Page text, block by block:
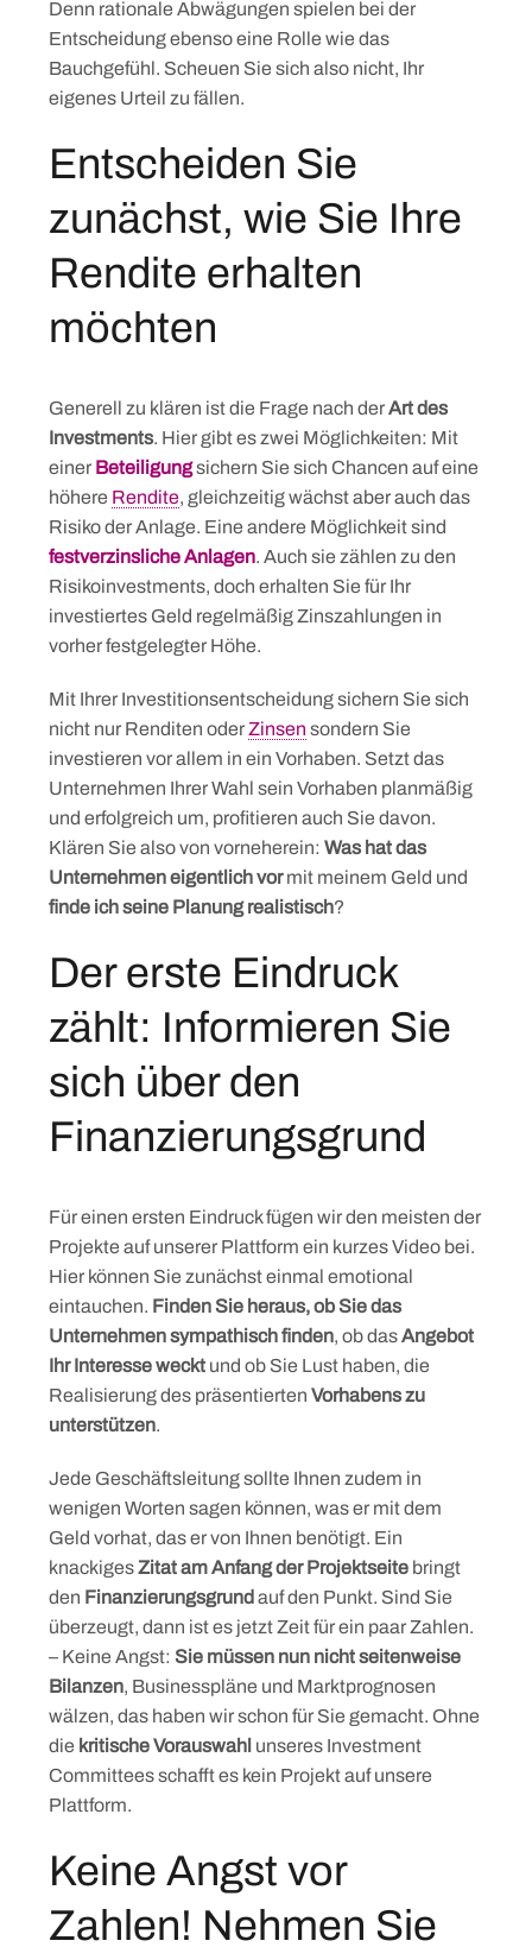
Denn rationale Abwägungen spielen bei der
Entscheidung ebenso eine Rolle wie das
Bauchgefühl. Scheuen Sie sich also nicht, Ihr
eigenes Urteil zu fällen.
Entscheiden Sie
zunächst, wie Sie Ihre
Rendite erhalten
möchten
Generell zu klären ist die Frage nach derArt des
Investments. Hier gibt es zwei Möglichkeiten: Mit
einer Beteiligungsichern Sie sich Chancen auf eine
höhere Rendite, gleichzeitig wächst aber auch das
Risiko der Anlage. Eine andere Möglichkeit sind
festverzinsliche Anlagen. Auch sie zählen zu den
Risikoinvestments, doch erhalten Sie für Ihr
investiertes Geld regelmäßig Zinszahlungen in
vorher festgelegter Höhe.
Mit Ihrer Investitionsentscheidung sichern Sie sich
nicht nur Renditen oder Zinsen sondern Sie
investieren vor allem in ein Vorhaben. Setzt das
Unternehmen Ihrer Wahl sein Vorhaben planmäßig
und erfolgreich um, profitieren auch Sie davon.
Klären Sie also von vorneherein: Was hat das
Unternehmen eigentlich vormit meinem Geld und
finde ich seine Planung realistisch?
Der erste Eindruck
zählt: Informieren Sie
sich über den
Finanzierungsgrund
Für einen ersten Eindruck fügen wir den meisten der
Projekte auf unserer Plattform ein kurzes Video bei.
Hier können Sie zunächst einmal emotional
eintauchen. Finden Sie heraus, ob Sie das
Unternehmen sympathisch finden, ob dasAngebot
Ihr Interesse weckt und ob Sie Lust haben, die
Realisierung des präsentierten Vorhabens zu
unterstützen.
Jede Geschäftsleitung sollte Ihnen zudem in
wenigen Worten sagen können, was er mit dem
Geld vorhat, das er von Ihnen benötigt. Ein
knackigesZitat am Anfang der Projektseite bringt
den Finanzierungsgrund auf den Punkt. Sind Sie
überzeugt, dann ist es jetzt Zeit für ein paar Zahlen.
– Keine Angst: Sie müssen nun nicht seitenweise
Bilanzen, Businesspläne und Marktprognosen
wälzen, das haben wir schon für Sie gemacht. Ohne
die kritische Vorauswahl unseres Investment
Committees schafft es kein Projekt auf unsere
Plattform.
Keine Angst vor
Zahlen! Nehmen Sie